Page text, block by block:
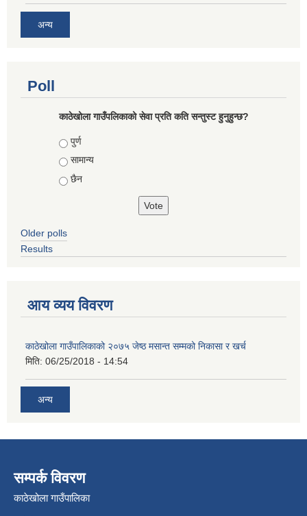
अन्य
Poll
काठेखोला गाउँपलिकाको सेवा प्रति कति सन्तुस्ट हुनुहुन्छ?
Choices
पुर्ण
सामान्य
छैन
Older polls
Results
आय व्यय विवरण
काठेखोला गाउँपालिकाको २०७५ जेष्ठ मसान्त सम्मको निकासा र खर्च
मिति: 06/25/2018 - 14:54
अन्य
सम्पर्क विवरण
काठेखोला गाउँपालिका